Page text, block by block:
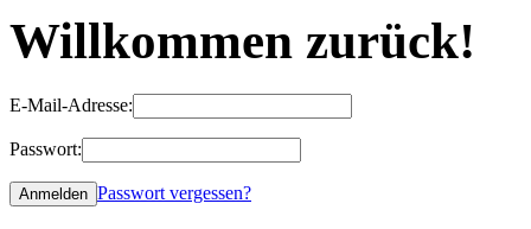
Willkommen zurück!
E-Mail-Adresse:
Passwort:
Passwort vergessen?